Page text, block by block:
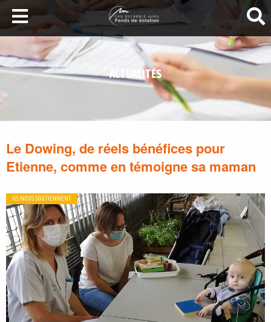
LA SANTÉ AU SOMMET
DEVENEZ MÉCÈNES
NOS PROJETS
ILS NOUS SOUTIENNENT
FAIRE UN DON
ACTUALITÉS
Le Dowing, de réels bénéfices pour
Etienne, comme en témoigne sa maman
ILS NOUS SOUTIENNENT